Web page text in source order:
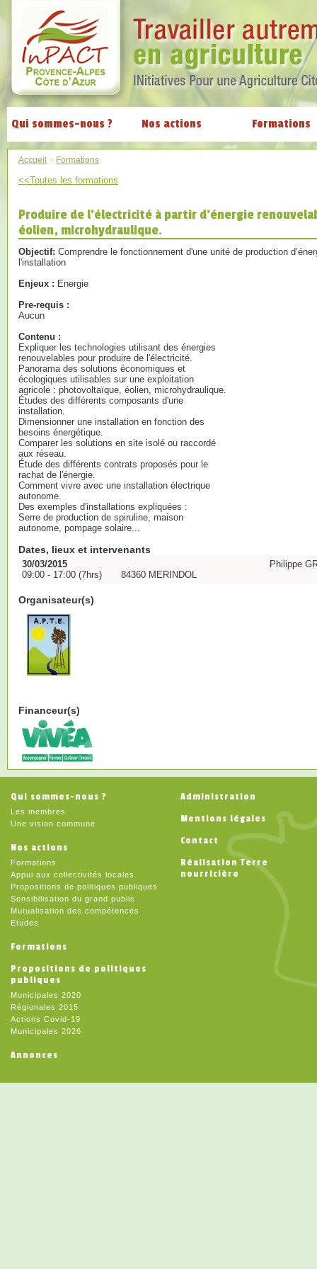
Qui sommes-nous ? Nos actions Formations
Accueil > Formations
<<Toutes les formations
Produire de l'électricité à partir d'énergie
éolien, microhydraulique.
Objectif: Comprendre le fonctionnement d'une unité de production
l'installation
Enjeux : Energie
Pre-requis :
Aucun
Contenu :
Expliquer les technologies utilisant des énergies
renouvelables pour produire de l'électricité.
Panorama des solutions économiques et
écologiques utilisables sur une exploitation
agricole : photovoltaïque, éolien, microhydraulique.
Études des différents composants d'une
installation.
Dimensionner une installation en fonction des
besoins énergétique.
Comparer les solutions en site isolé ou raccordé
aux réseau.
Étude des différents contrats proposés pour le
rachat de l'énergie.
Comment vivre avec une installation électrique
autonome.
Des exemples d'installations expliquées :
Serre de production de spiruline, maison
autonome, pompage solaire...
Dates, lieux et intervenants
30/03/2015
09:00 - 17:00 (7hrs)
84360 MERINDOL
Philippe
Organisateur(s)
Financeur(s)
Qui sommes-nous ?
Les membres
Une vision commune
Nos actions
Formations
Appui aux collectivités locales
Propositions de politiques publiques
Sensibilisation du grand public
Mutualisation des compétences
Etudes
Formations
Propositions de politiques
publiques
Municipales 2020
Régionales 2015
Actions Covid-19
Municipales 2026
Annonces
Administration
Mentions légales
Contact
Réalisation Terre
nourricière